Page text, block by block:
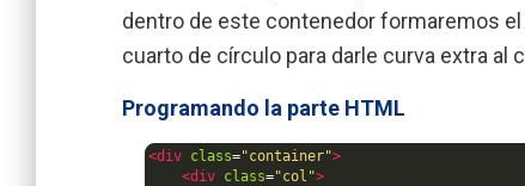
dentro de este contenedor formaremos
cuarto de círculo para darle curva extra al
Programando la parte HTML
<div class="container">
<div class="col">